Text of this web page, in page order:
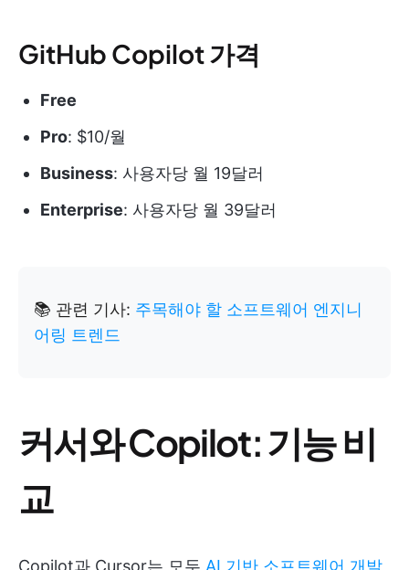
GitHub Copilot 가격
Free
Pro: $10/월
Business: 사용자당 월 19달러
Enterprise: 사용자당 월 39달러
📚 관련 기사: 주목해야 할 소프트웨어 엔지니
어링 트렌드
커서와 Copilot: 기능 비
교
Copilot과 Cursor는 모두 AI 기반 소프트웨어 개발